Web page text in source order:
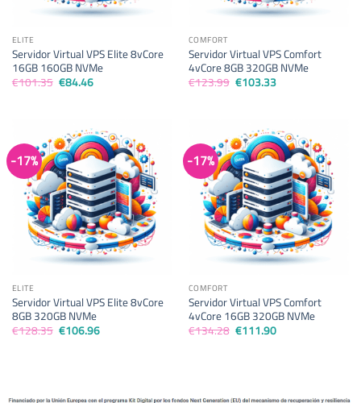
ELITE
Servidor Virtual VPS Elite 8vCore
16GB 160GB NVMe
€101.35 El
precio
€101.35.
€84.46Elprecio
€84.46.
COMFORT
Servidor Virtual VPS Comfort
4vCore 8GB 320GB NVMe
€123.99 El
precio
€123.99.
€103.33Elprecio
-17%
ELITE
Servidor Virtual VPS Elite 8vCore
8GB 320GB NVMe
€128.35 El
precio
€106.96Elprecio
-17%
COMFORT
Servidor Virtual VPS Comfort
4vCore 16GB 320GB NVMe
€134.28 El
precio
€111.90Elprecio